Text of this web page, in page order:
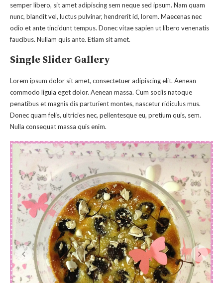
semper libero, sit amet adipiscing sem neque sed ipsum. Nam quam
nunc, blandit vel, luctus pulvinar, hendrerit id, lorem. Maecenas nec
odio et ante tincidunt tempus. Donec vitae sapien ut libero venenatis
faucibus. Nullam quis ante. Etiam sit amet.
Single Slider Gallery
Lorem ipsum dolor sit amet, consectetuer adipiscing elit. Aenean
commodo ligula eget dolor. Aenean massa. Cum sociis natoque
penatibus et magnis dis parturient montes, nascetur ridiculus mus.
Donec quam felis, ultricies nec, pellentesque eu, pretium quis, sem.
Nulla consequat massa quis enim.